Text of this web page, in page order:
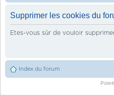
Supprimer les cookies du
Etes-vous sûr de vouloir
Index du forum